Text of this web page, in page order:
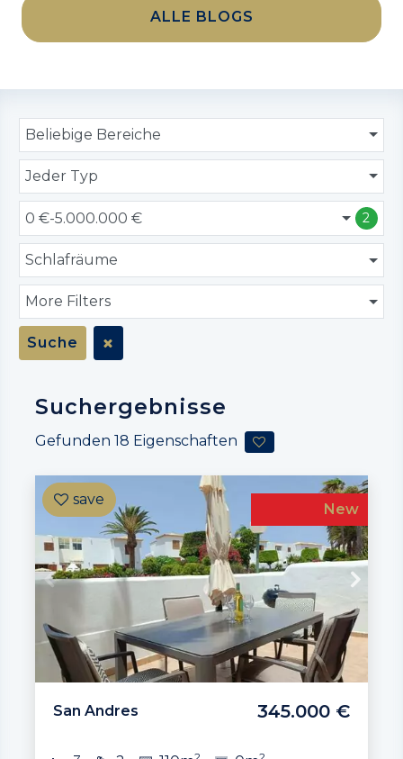
ALLE BLOGS
Beliebige Bereiche
Jeder Typ
0 €-5.000.000 € 2
Schlafräume
More Filters
Suche
Suchergebnisse
Gefunden 18 Eigenschaften
New
San Andres 345.000 €